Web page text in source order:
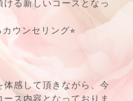
る新しいコースとなっ
ウンセリング⭐︎
感して頂きながら、今
ス内容となっておりま